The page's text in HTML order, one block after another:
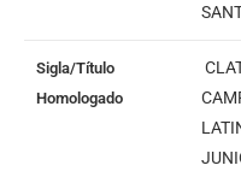
Sigla/Título
Homologado